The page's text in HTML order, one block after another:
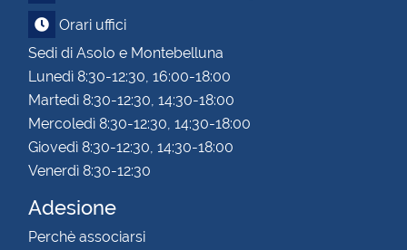
Orari uffici
Sedi di Asolo e Montebelluna
Lunedì 8:30-12:30, 16:00-18:00
Martedì 8:30-12:30, 14:30-18:00
Mercoledì 8:30-12:30, 14:30-18:00
Giovedì 8:30-12:30, 14:30-18:00
Venerdì 8:30-12:30
Adesione
Perchè associarsi